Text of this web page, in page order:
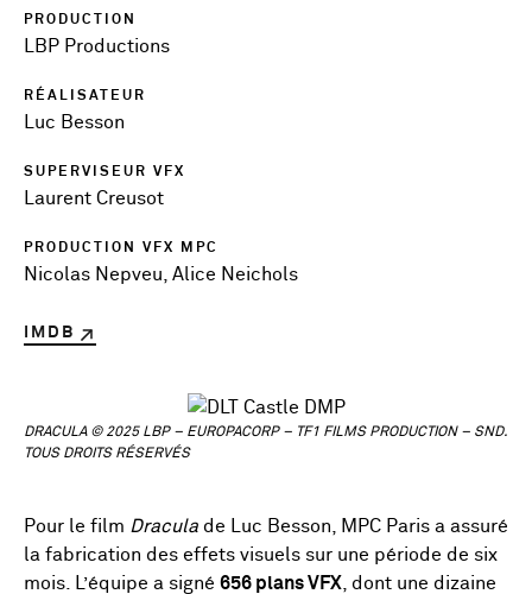
PRODUCTION
LBP Productions
RÉALISATEUR
Luc Besson
SUPERVISEUR VFX
Laurent Creusot
PRODUCTION VFX MPC
Nicolas Nepveu, Alice Neichols
IMDB
DRACULA © 2025 LBP – EUROPACORP – TF1 FILMS PRODUCTION – SND.
TOUS DROITS RÉSERVÉS
Pour le film Dracula de Luc Besson, MPC Paris a assuré
la fabrication des effets visuels sur une période de six
mois. L’équipe a signé 656 plans VFX , dont une dizaine